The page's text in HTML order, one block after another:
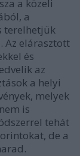
a közeli
a
terelhetjük
Az elárasztott
és
az
a helyi
melyek
is
tehát
de a